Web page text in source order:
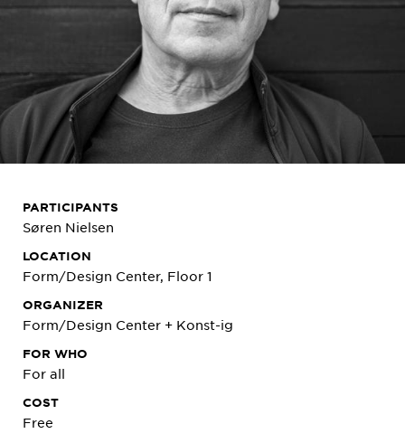
PARTICIPANTS
Søren Nielsen
LOCATION
Form/Design Center, Floor 1
ORGANIZER
Form/Design Center + Konst-ig
FOR WHO
For all
COST
Free